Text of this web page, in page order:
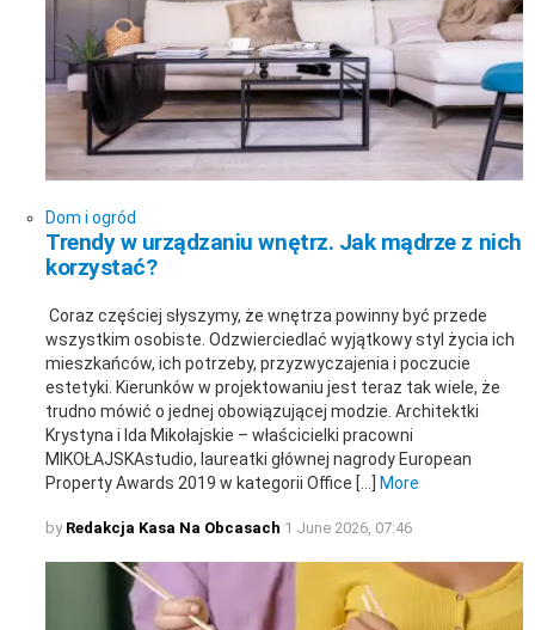
Dom i ogród
Trendy w urządzaniu wnętrz. Jak mądrze z nich
korzystać?
Coraz częściej słyszymy, że wnętrza powinny być przede
wszystkim osobiste. Odzwierciedlać wyjątkowy styl życia ich
mieszkańców, ich potrzeby, przyzwyczajenia i poczucie
estetyki. Kierunków w projektowaniu jest teraz tak wiele, że
trudno mówić o jednej obowiązującej modzie. Architektki
Krystyna i Ida Mikołajskie – właścicielki pracowni
MIKOŁAJSKAstudio, laureatki głównej nagrody European
Property Awards 2019 w kategorii Office […]
More
by Redakcja Kasa Na Obcasach 1 June 2026, 07:46